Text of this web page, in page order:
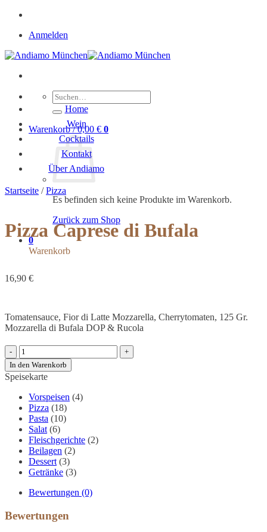
Zum
springenAnmelden
Suche
nach:
Warenkorb /0,00 € 0
Es befinden sich keine Produkte im Warenkorb.
Zurück zum Shop
0
Warenkorb
Home
Wein
Cocktails
Kontakt
Über Andiamo
Startseite / Pizza
Pizza Caprese di Bufala
16,90 €
Tomatensauce, Fior di Latte Mozzarella, Cherrytomaten, 125 Gr.
Mozzarella di Bufala DOP & Rucola
Pizza
Caprese
di
Bufala
Menge
In den Warenkorb
Speisekarte
Vorspeisen (4)
Pizza (18)
Pasta (10)
Salat (6)
Fleischgerichte (2)
Beilagen (2)
Dessert (3)
Getränke (3)
Bewertungen (0)
Bewertungen